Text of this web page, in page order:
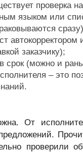
проверка
языком или
автокорректором
заказчику);
срок (можно и
– это
От
проверили